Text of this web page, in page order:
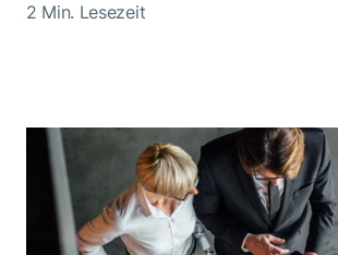
2 Min. Lesezeit